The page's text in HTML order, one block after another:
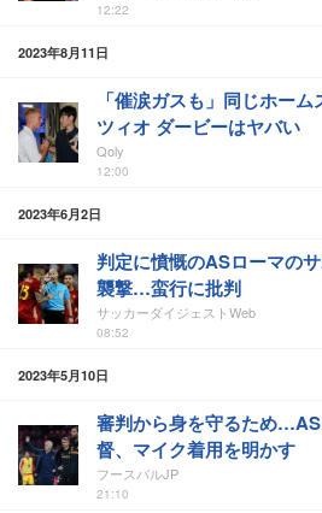
12:22
2023年8月11日
「催涙ガスも」同じホー
ツィオ ダービーはヤバい
Qoly
12:00
2023年6月2日
判定に憤慨のASローマの
襲撃…蛮行に批判
サッカーダイジェストWeb
08:52
2023年5月10日
審判から身を守るため
督、マイク着用を明かす
フースバルJP
21:10